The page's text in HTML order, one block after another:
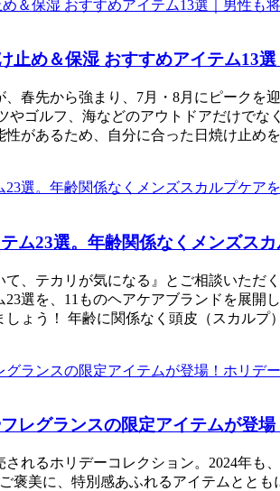
止め＆保湿 おすすめアイテム13
春先から強まり、7月・8月にピーク
やゴルフ、海などのアウトドアだけで
があるため、自分に合った日焼け止
ム23選。年齢関係なくメンズス
、テカリが気になる』とご相談いた
選を、11ものヘアケアブランドを展
ょう！ 年齢に関係なく頭皮（スカル
レグランスの限定アイテムが登
れるホリデーコレクション。2024年
褒美に、特別感あふれるアイテムとと